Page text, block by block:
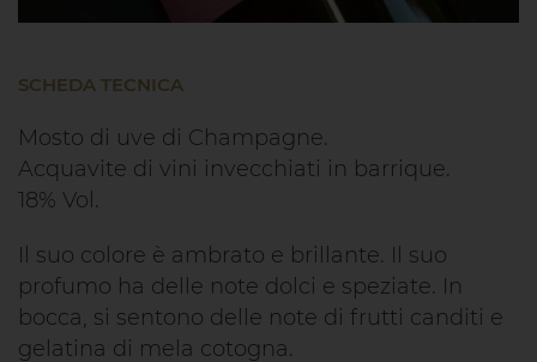
SCHEDA TECNICA
Mosto di uve di Champagne.
Acquavite di vini invecchiati in barrique.
18% Vol.
Il suo colore è ambrato e brillante. Il suo
profumo ha delle note dolci e speziate. In
bocca, si sentono delle note di frutti canditi e
gelatina di mela cotogna.